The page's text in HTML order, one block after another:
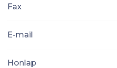
Fax
E-mail
Honlap